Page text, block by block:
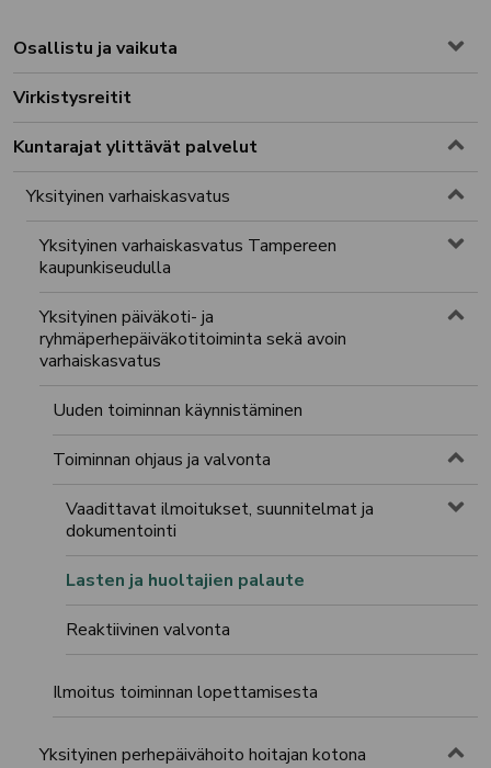
Osallistu ja vaikuta
Virkistysreitit
Kuntarajat ylittävät palvelut Toggle menu
Yksityinen varhaiskasvatus Toggle menu
Yksityinen varhaiskasvatus Tampereen
kaupunkiseudulla
Yksityinen päiväkoti- ja
ryhmäperhepäiväkotitoiminta sekä avoin
varhaiskasvatus
Toggle menu
Uuden toiminnan käynnistäminen
Toiminnan ohjaus ja valvonta Toggle menu
Vaadittavat ilmoitukset, suunnitelmat ja
dokumentointi
Lasten ja huoltajien palaute
Reaktiivinen valvonta
Ilmoitus toiminnan lopettamisesta
Yksityinen perhepäivähoito hoitajan kotonaToggle menu